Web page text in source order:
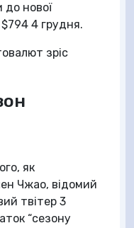
до нової
4 грудня.
зріс
як
Чжао, відомий
твітер 3
“сезону